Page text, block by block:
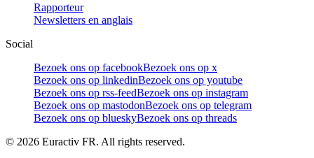
Rapporteur
Newsletters en anglais
Social
Bezoek ons op facebookBezoek ons op x
Bezoek ons op linkedinBezoek ons op youtube
Bezoek ons op rss-feedBezoek ons op instagram
Bezoek ons op mastodonBezoek ons op telegram
Bezoek ons op blueskyBezoek ons op threads
© 2026 Euractiv FR. All rights reserved.